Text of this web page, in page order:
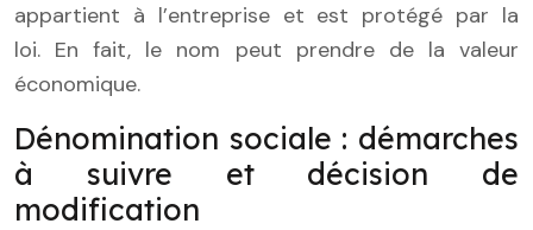
appartient à l’entreprise et est protégé par la
loi. En fait, le nom peut prendre de la valeur
économique.
Dénomination sociale : démarches
à suivre et décision de
modification